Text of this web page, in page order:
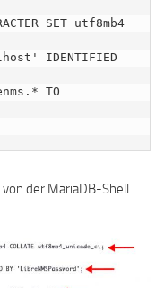
SET utf8mb4
IDENTIFIED
TO
von der MariaDB-Shell